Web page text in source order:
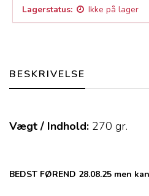
Lagerstatus: Ikke på lager
BESKRIVELSE
Vægt / Indhold: 270 gr.
BEDST FØREND 28.08.25 men